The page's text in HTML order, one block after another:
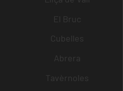
El Bruc
Cubelles
Abrera
Tavèrnoles